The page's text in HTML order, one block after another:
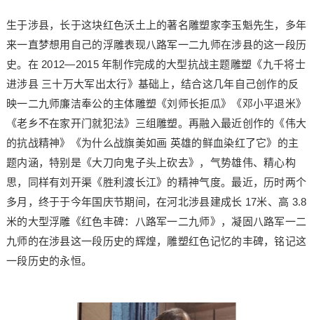
生于涉县，长于这块红色沃土上的著名雕塑家李玉魁先生，多年
来一直梦想用自己的浮雕表现八路军一二九师在涉县的这一段历
史。在 2012—2015 年制作完成的大型抗战主题雕塑《九千将士
进涉县 三十万大军出太行》基础上，结合这几年自己创作的反
映一二九师廉洁奉公的主体雕塑《刘师长拒瓜》《邓小平退米》
《老乡不在家开门就犯法》三组雕塑。再融入最近创作的《伟大
的抗战精神》《为什么战旗美如画 英雄的鲜血染红了它》的主
题内涵，特别是《大刀向鬼子头上砍去》，气势雄伟、精心构
思，同样有刘开渠《胜利渡长江》的精神气度。最近，历时两个
多月，终于于今年国庆节期间，在河北涉县建成长 17米、高 3.8
米的大型浮雕《红色丰碑：八路军一二九师》，凝固八路军一二
九师的在涉县这一段历史的辉煌，雕塑红色记忆的丰碑，铭记这
一段历史的永恒。